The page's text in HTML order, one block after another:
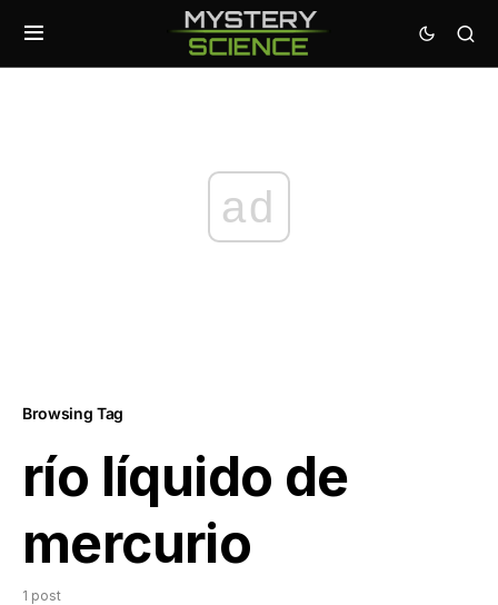
ad
Browsing Tag
río líquido de
mercurio
1 post